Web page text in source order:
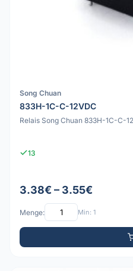
Song Chuan
833H-1C-C-12VDC
Relais Song Chuan 833H-1C-C-
13
3.38€ – 3.55€
Menge: Min: 1